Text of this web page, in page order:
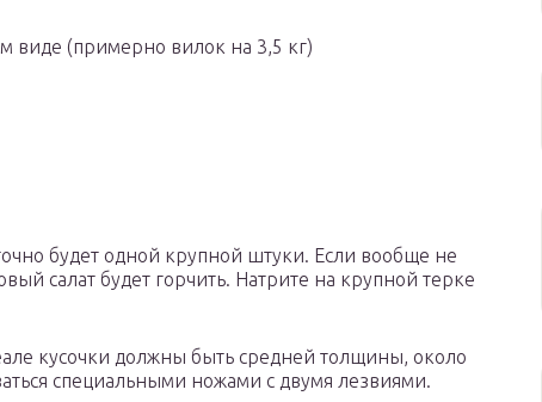
виде (примерно вилок на 3,5 кг)
будет одной крупной штуки. Если вообще не
салат будет горчить. Натрите на крупной терке
кусочки должны быть средней толщины, около
специальными ножами с двумя лезвиями.